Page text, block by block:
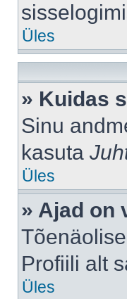
Üles
» Kuidas
Sinu
kasuta
Üles
» Ajad on
Profiili alt
Üles